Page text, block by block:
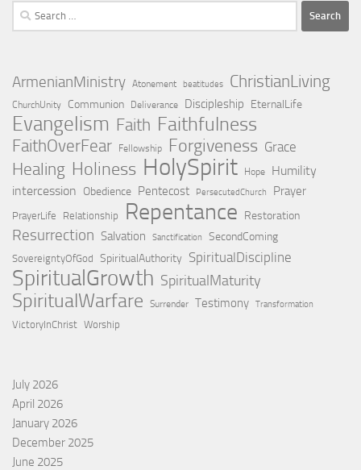
Search
for:
ArmenianMinistry Atonement beatitudes ChristianLiving
ChurchUnity Communion Deliverance Discipleship EternalLife
Evangelism Faith Faithfulness
FaithOverFear Fellowship Forgiveness Grace
Healing Holiness HolySpirit Hope
Humility
intercession Obedience Pentecost PersecutedChurch Prayer
PrayerLife Relationship Repentance Restoration
Resurrection Salvation Sanctification SecondComing
SovereigntyOfGod SpiritualAuthority SpiritualDiscipline
SpiritualGrowth SpiritualMaturity
SpiritualWarfare Surrender Testimony Transformation
VictoryInChrist Worship
July 2026
April 2026
January 2026
December 2025
June 2025